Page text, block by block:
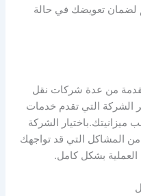
لضمان تعويضك في حالة
من عدة شركات نقل
الشركة التي تقدم خدمات
ميزانيتك.باختيار الشركة
من المشاكل التي قد تواجهك
بشكل كامل.